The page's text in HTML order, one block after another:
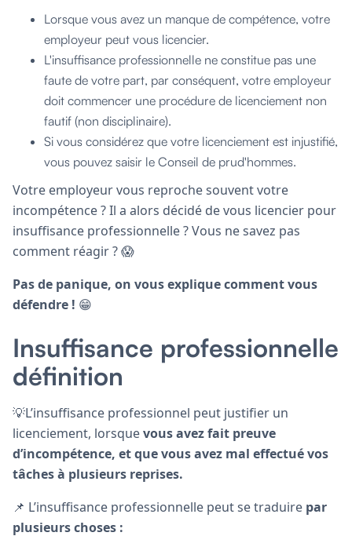
Lorsque vous avez un manque de compétence, votre
employeur peut vous licencier.
L'insuffisance professionnelle ne constitue pas une
faute de votre part, par conséquent, votre employeur
doit commencer une procédure de licenciement non
fautif (non disciplinaire).
Si vous considérez que votre licenciement est injustifié,
vous pouvez saisir le Conseil de prud'hommes.
Votre employeur vous reproche souvent votre
incompétence ? Il a alors décidé de vous licencier pour
insuffisance professionnelle ? Vous ne savez pas
comment réagir ? 😱
Pas de panique, on vous explique comment vous
défendre ! 😁
Insuffisance professionnelle
définition
💡L’insuffisance professionnel peut justifier un
licenciement, lorsquevous avez fait preuve
d’incompétence, et que vous avez mal effectué vos
tâches à plusieurs reprises.
📌 L’insuffisance professionnelle peut se traduire par
plusieurs choses :